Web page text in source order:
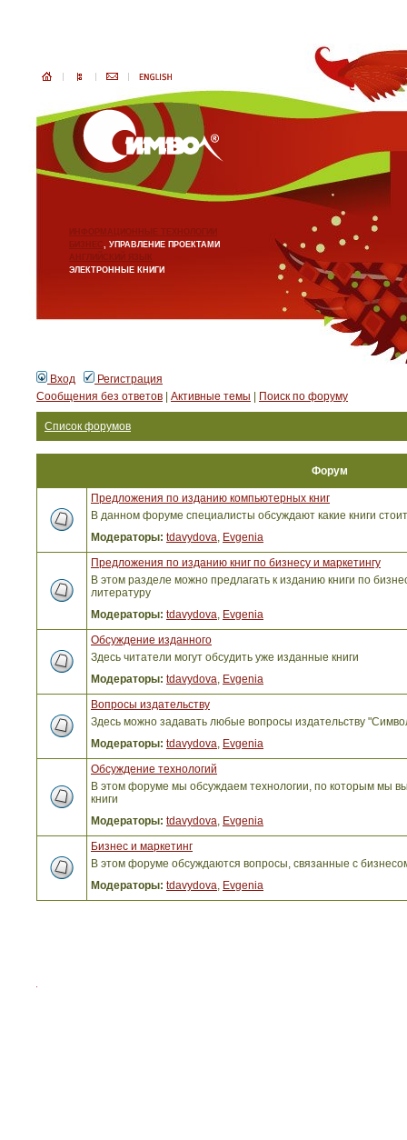
ИНФОРМАЦИОННЫЕ ТЕХНОЛОГИИ
БИЗНЕС, УПРАВЛЕНИЕ ПРОЕКТАМИ
АНГЛИЙСКИЙ ЯЗЫК
ЭЛЕКТРОННЫЕ КНИГИ
Вход
Регистрация
Сообщения без ответов
Активные темы Поиск по форуму
Список форумов
Форум
Предложения по изданию компьютерных книг
В данном форуме специалисты обсуждают какие книги
Модераторы: tdavydova, Evgenia
Предложения по изданию книг по бизнесу и маркетингу
В этом разделе можно предлагать к изданию книги по
литературу
Модераторы: tdavydova, Evgenia
Обсуждение изданного
Здесь читатели могут обсудить уже изданные книги
Модераторы: tdavydova, Evgenia
Вопросы издательству
Здесь можно задавать любые вопросы издательству
Модераторы: tdavydova, Evgenia
Обсуждение технологий
В этом форуме мы обсуждаем технологии, по которым мы
книги
Модераторы: tdavydova, Evgenia
Бизнес и маркетинг
В этом форуме обсуждаются вопросы, связанные с
Модераторы: tdavydova, Evgenia